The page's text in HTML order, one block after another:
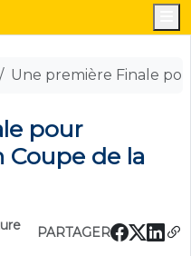
Une première Finale
pour
Coupe de la
PARTAGER